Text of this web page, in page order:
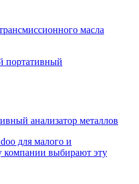
масла
анализатор металлов